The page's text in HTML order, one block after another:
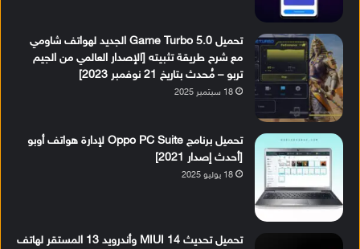
تحميل Game Turbo 5.0 الجديد لهواتف شاومي
مع شرح طريقة تثبيته [الإصدار العالمي من الجيم
تربو – مُحدث بتاريخ 21 نوفمبر 2023]
18 سبتمبر 2025
تحميل برنامج Oppo PC Suite لإدارة هواتف أوبو
[أحدث إصدار 2021]
18 يوليو 2025
تحميل تحديث MIUI 14 وأندرويد 13 المستقر لهاتف